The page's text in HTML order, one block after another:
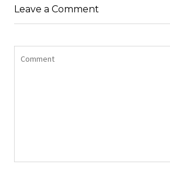
Leave a Comment